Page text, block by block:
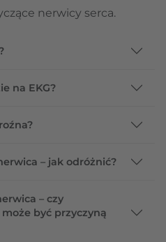
nerwicy serca.
na EKG?
– jak odróżnić?
– czy
być przyczyną